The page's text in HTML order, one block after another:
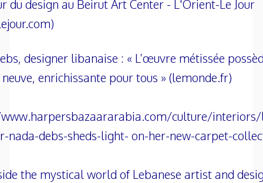
du design au Beirut Art Center - L'Orient-Le Jour
designer libanaise : « L’œuvre métissée
enrichissante pour tous » (lemonde.fr)
culture/interiors/
nada-debs-sheds-light- on-her-new-carpet-
the mystical world of Lebanese artist and